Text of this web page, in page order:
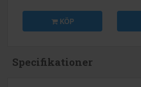
KÖP
Specifikationer